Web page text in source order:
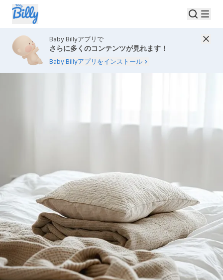
Baby Billyアプリで
さらに多くのコンテンツが見れます！
Baby Billyアプリをインストール